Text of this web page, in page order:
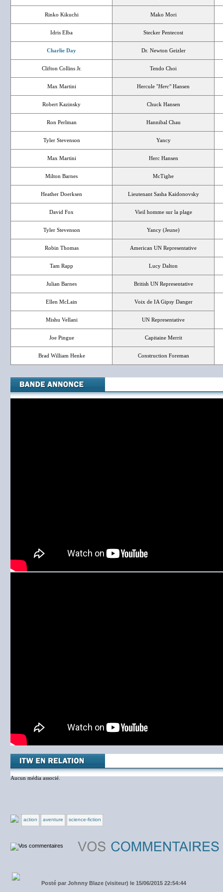
Rinko Kikuchi Mako Mori
Idris Elba Stecker Pentecost
Charlie Day Dr. Newton Geizler
Clifton Collins Jr. Tendo Choi
Max Martini Hercule "Herc" Hansen
Robert Kazinsky Chuck Hansen
Ron Perlman Hannibal Chau
Tyler Stevenson Yancy
Max Martini Herc Hansen
Milton Barnes McTighe
Heather Doerksen Lieutenant Sasha Kaidonovsky
David Fox Vieil homme sur la plage
Tyler Stevenson Yancy (Jeune)
Robin Thomas American UN Representative
Tam Rapp Lucy Dalton
Julian Barnes British UN Representative
Ellen McLain Voix de IA Gipsy Danger
Mishu Vellani UN Representative
Joe Pingue Capitaine Merrit
Brad William Henke Construction Foreman
Aucun média associé.
action aventure science-fiction
Posté par Johnny Blaze (visiteur) le 15/06/2015 22:54:44